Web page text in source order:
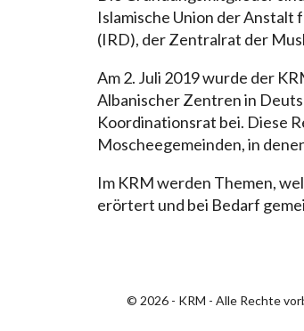
Islamische Union der
(IRD), der Zentralrat der
Am 2. Juli 2019 wurde der
Albanischer Zentren in
Koordinationsrat bei. Diese
Moscheegemeinden, in
Im KRM werden Themen,
erörtert und bei Bedarf
© 2026 - KRM - Alle Rechte